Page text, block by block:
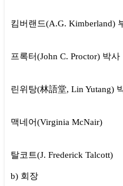
킴버랜드(A.G.
프록터(John C.
린위탕(林語堂, Lin
맥네어(Virginia
탈코트(J. Frederick
b) 회장